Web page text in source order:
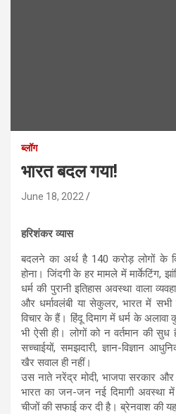
ब्लॉग
भारत बदल गया!
June 18, 2022
हरिशंकर व्यास
बदलने का अर्थ है 140 करोड़ लोगों के
होना। जिंदगी के हर मामले में मार्केटिंग,
धर्म की पुरानी इतिहास अवस्था वाला
और धर्मावलंबी या सेकुलर, भारत में
विचार के हैं। हिंदू दिमाग में धर्म के
भी ऐसी ही। लोगों को न वर्तमान की
सच्चाईयों, समझदारी, ज्ञान-विज्ञान
खैर सवाल ही नहीं।
उस नाते नरेंद्र मोदी, भाजपा सरकार
भारत का जन-जन नई दिमागी अवस्था
चीजों की सफाई कर दी है। ब्रेनवाश की